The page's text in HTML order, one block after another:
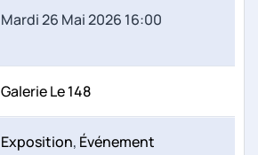
Mardi 26 Mai 2026 16:00
Galerie Le 148
Exposition, Événement